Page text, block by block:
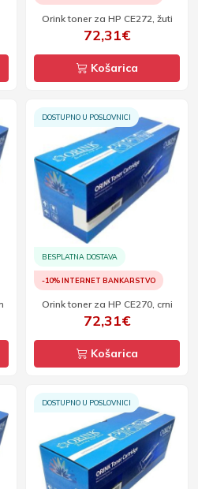
Orink toner za HP CE272, žuti
72,31€
Košarica
DOSTUPNO U POSLOVNICI
BESPLATNA DOSTAVA
-10% INTERNET BANKARSTVO
Orink toner za HP CE270, crni
72,31€
Košarica
DOSTUPNO U POSLOVNICI